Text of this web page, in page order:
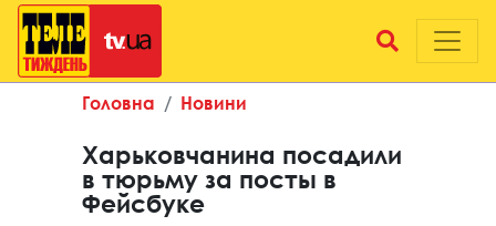
Головна Новини
Харьковчанина посадили
в тюрьму за посты в
Фейсбуке